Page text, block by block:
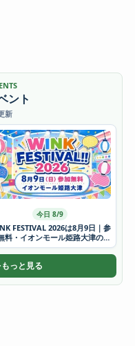
ント
新
今日 8/9
FESTIVAL 2026は8月9日｜参
料・イオンモール姫路大津の時
間
っと見る